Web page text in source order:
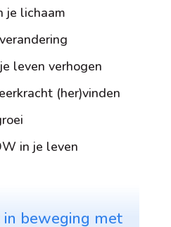
je lichaam
leven verhogen
(her)vinden
in je leven
beweging met